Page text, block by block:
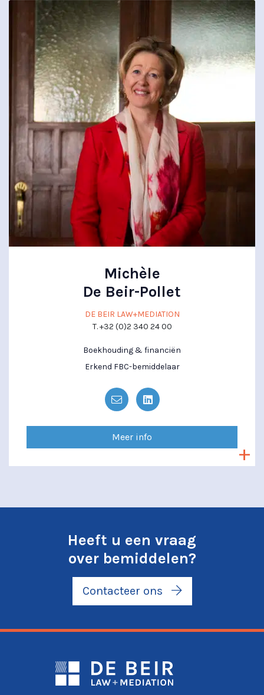
Michèle
De Beir-Pollet
DE BEIR LAW+MEDIATION
T. +32 (0)2 340 24 00
Boekhouding & financiën
Erkend FBC-bemiddelaar
Meer info
Heeft u een vraag
over bemiddelen?
Contacteer ons